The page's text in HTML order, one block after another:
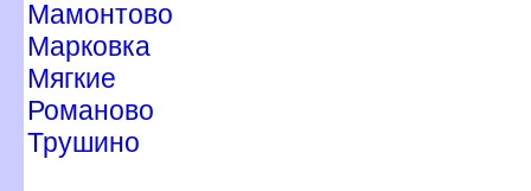
Мамонтово
Марковка
Мягкие
Романово
Трушино